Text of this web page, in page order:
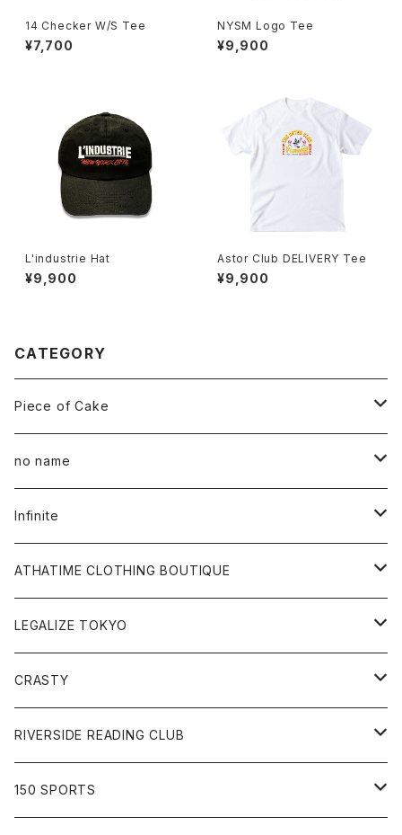
14 Checker W/S Tee
¥7,700
NYSM Logo Tee
¥9,900
L'industrie Hat
¥9,900
Astor Club DELIVERY Tee
¥9,900
CATEGORY
Piece of Cake
All
Tee
Hoodie
Sweat
Goods
no name
All
Hoodie
Sweat
Tee
Pants
Shirt
Infinite
All
Tee
Cap
Sweat
ATHATIME CLOTHING BOUTIQUE
All
Sweat
Pants
Hoodie
LEGALIZE TOKYO
All
Tee
Cap
CRASTY
All
Tee
RIVERSIDE READING CLUB
All
150 SPORTS